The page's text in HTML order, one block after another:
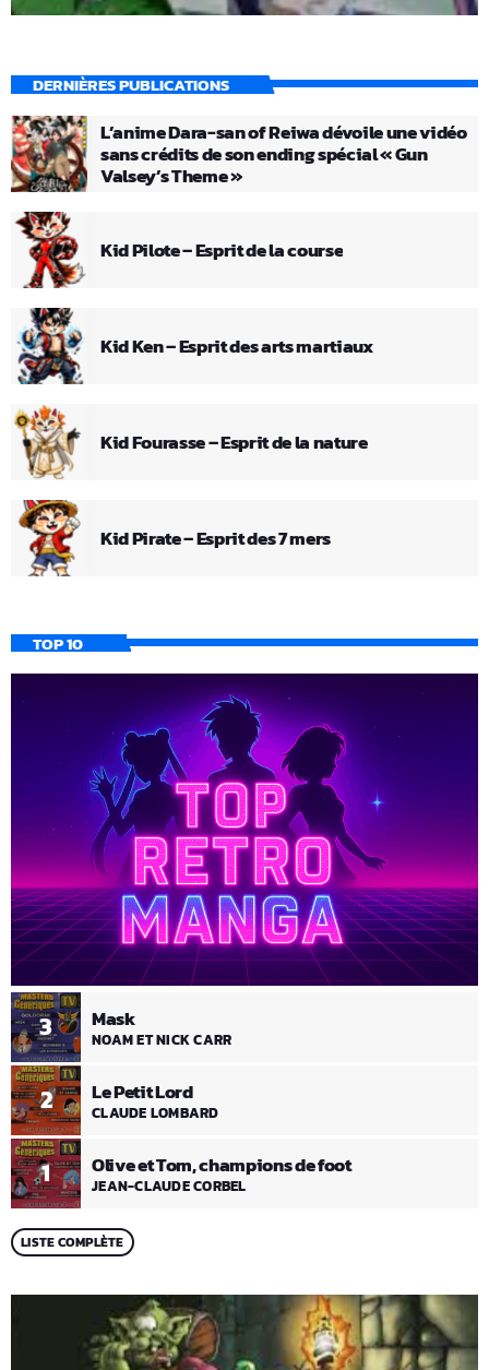
DERNIÈRES PUBLICATIONS
L’anime Dara-san of Reiwa dévoile une vidéo
sans crédits de son ending spécial « Gun
Valsey’s Theme »
Kid Pilote – Esprit de la course
Kid Ken – Esprit des arts martiaux
Kid Fourasse – Esprit de la nature
Kid Pirate – Esprit des 7 mers
TOP 10
1 Olive et Tom, champions de foot
JEAN-CLAUDE CORBEL
2 Le Petit Lord
CLAUDE LOMBARD
3 Mask
NOAM ET NICK CARR
LISTE COMPLÈTE